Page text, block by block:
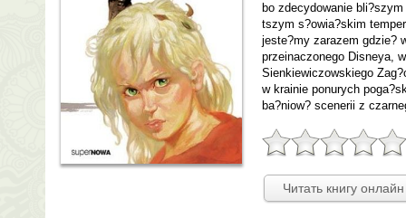
bo zdecydowanie
tszym s?owia?skim
jeste?my zarazem gdzie?
przeinaczonego Disneya,
Sienkiewiczowskiego
w krainie ponurych
ba?niow? scenerii z
Читать книгу